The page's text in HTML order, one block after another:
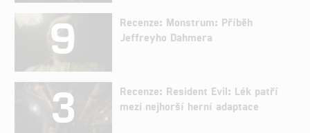
9
Recenze: Monstrum: Příběh
Jeffreyho Dahmera
3
Recenze: Resident Evil: Lék patří
mezi nejhorší herní adaptace